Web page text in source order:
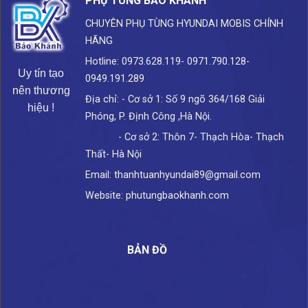
Uy tín tạo
nên thương
hiệu !
CHUYÊN PHỤ TÙNG HYUNDAI MOBIS CHÍNH
HÃNG
Hotline: 0973.628.119- 0971.790.128-
0949.191.289
Địa chỉ: - Cơ sở 1: Số 9 ngõ 364/168 Giải
Phóng, P. Định Công ,Hà Nội.
- Cơ sở 2: Thôn 7- Thạch Hòa- Thạch
Thất- Hà Nội
Email: thanhtuanhyundai89@gmail.com
Website: phutungbaokhanh.com
BẢN ĐỒ